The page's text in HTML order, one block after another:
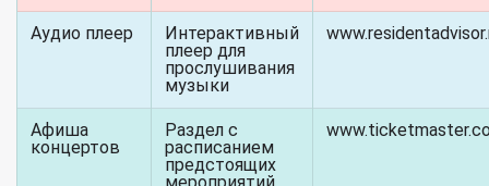
Аудио плеер
Интерактивный
плеер для
прослушивания
музыки
Афиша
концертов
Раздел с
расписанием
предстоящих